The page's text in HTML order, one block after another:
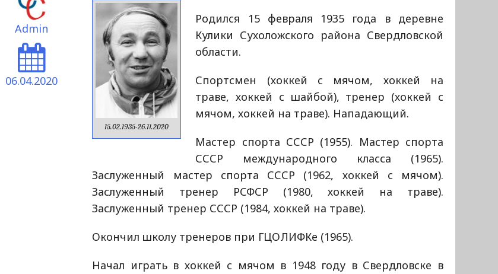
Admin
06.04.2020
15.02.1935-26.11.2020
Родился 15 февраля 1935 года в деревне
Кулики Сухоложского района Свердловской
области.
Спортсмен (хоккей с мячом, хоккей на
траве, хоккей с шайбой), тренер (хоккей с
мячом, хоккей на траве). Нападающий.
Мастер спорта СССР (1955). Мастер спорта
СССР международного класса (1965).
Заслуженный мастер спорта СССР (1962, хоккей с мячом).
Заслуженный тренер РСФСР (1980, хоккей на траве).
Заслуженный тренер СССР (1984, хоккей на траве).
Окончил школу тренеров при ГЦОЛИФКе (1965).
Начал играть в хоккей с мячом в 1948 году в Свердловске в